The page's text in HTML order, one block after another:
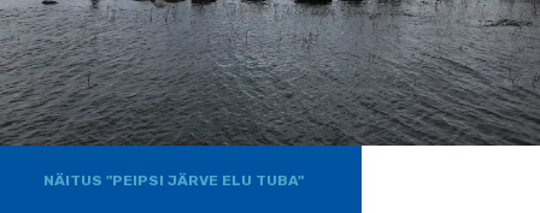
NÄITUS "PEIPSI JÄRVE ELU TUBA"